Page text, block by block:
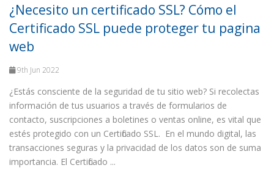
¿Necesito un certificado SSL? Cómo el
Certificado SSL puede proteger tu pagina
web
9th Jun 2022
¿Estás consciente de la seguridad de tu sitio web? Si recolectas
información de tus usuarios a través de formularios de
contacto, suscripciones a boletines o ventas online, es vital que
estés protegido con un Certificado SSL. En el mundo digital, las
transacciones seguras y la privacidad de los datos son de suma
importancia. El Certificado ...